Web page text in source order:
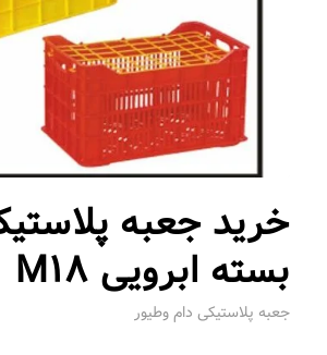
خرید جعبه
بسته ابرویی M18
جعبه پلاستیکی دام وطیور